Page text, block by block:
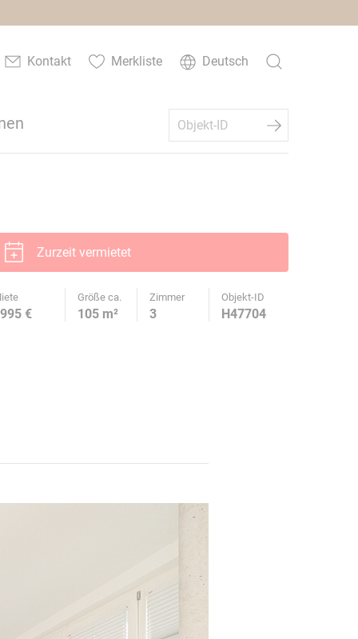
Kontakt Merkliste Deutsch
Zurzeit vermietet
Größe ca. Zimmer Objekt-ID
€ 105 m² 3 H47704